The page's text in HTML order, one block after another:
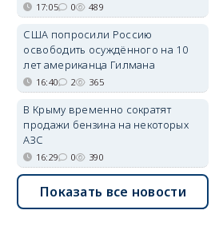
17:05 0 489
США попросили Россию
освободить осуждённого на 10
лет американца Гилмана
16:40 2 365
В Крыму временно сократят
продажи бензина на некоторых
АЗС
16:29 0 390
Показать все новости